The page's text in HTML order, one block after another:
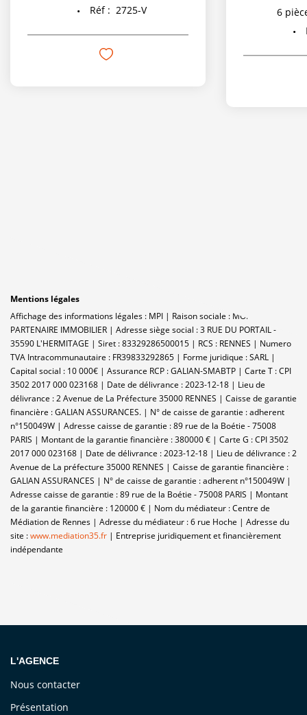
Réf : 2725-V 6
Mentions légales
Affichage des informations légales : MPI | Raison sociale : MON
PARTENAIRE IMMOBILIER | Adresse siège social : 3 RUE DU PORTAIL -
35590 L'HERMITAGE | Siret : 83329286500015 | RCS : RENNES | Numero
TVA Intracommunautaire : FR39833292865 | Forme juridique : SARL |
Capital social : 10 000€ | Assurance RCP : GALIAN-SMABTP | Carte T : CPI
3502 2017 000 023168 | Date de délivrance : 2023-12-18 | Lieu de
délivrance : 2 Avenue de La Préfecture 35000 RENNES | Caisse de garantie
financière : GALIAN ASSURANCES. | N° de caisse de garantie : adherent
n°150049W | Adresse caisse de garantie : 89 rue de la Boétie - 75008
PARIS | Montant de la garantie financière : 380000 € | Carte G : CPI 3502
2017 000 023168 | Date de délivrance : 2023-12-18 | Lieu de délivrance : 2
Avenue de La préfecture 35000 RENNES | Caisse de garantie financière :
GALIAN ASSURANCES | N° de caisse de garantie : adherent n°150049W |
Adresse caisse de garantie : 89 rue de la Boétie - 75008 PARIS | Montant
de la garantie financière : 120000 € | Nom du médiateur : Centre de
Médiation de Rennes | Adresse du médiateur : 6 rue Hoche | Adresse du
site :www.mediation35.fr | Entreprise juridiquement et financièrement
indépendante
L'AGENCE
Nous contacter
Présentation